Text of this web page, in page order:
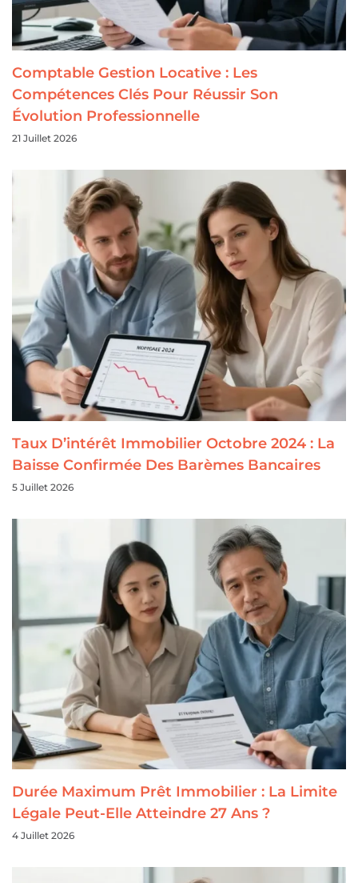
Comptable Gestion Locative : Les
Compétences Clés Pour Réussir Son
Évolution Professionnelle
21 Juillet 2026
Taux D’intérêt Immobilier Octobre 2024 : La
Baisse Confirmée Des Barèmes Bancaires
5 Juillet 2026
Durée Maximum Prêt Immobilier : La Limite
Légale Peut-Elle Atteindre 27 Ans ?
4 Juillet 2026